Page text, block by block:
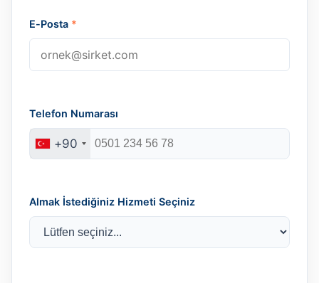
E-Posta *
Telefon Numarası
+90
Almak İstediğiniz Hizmeti Seçiniz